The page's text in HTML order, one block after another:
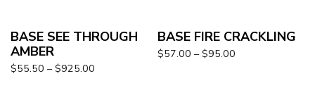
BASE SEE THROUGH
AMBER
$55.50 – $925.00
BASE FIRE CRACKLING
$57.00 – $95.00